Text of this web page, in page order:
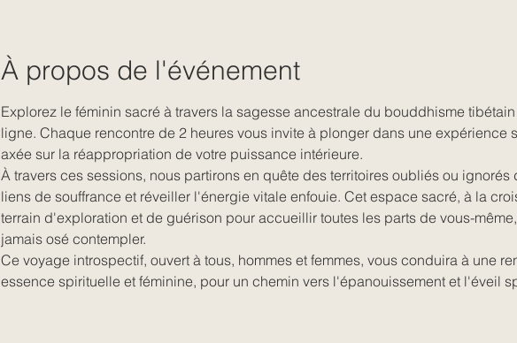
À propos de l'événement
Explorez le féminin sacré à travers la sagesse ancestrale du bouddhisme
ligne. Chaque rencontre de 2 heures vous invite à plonger dans une expérience
axée sur la réappropriation de votre puissance intérieure.
À travers ces sessions, nous partirons en quête des territoires oubliés ou
liens de souffrance et réveiller l'énergie vitale enfouie. Cet espace sacré, à la
terrain d'exploration et de guérison pour accueillir toutes les parts de vous-
jamais osé contempler.
Ce voyage introspectif, ouvert à tous, hommes et femmes, vous conduira à une
essence spirituelle et féminine, pour un chemin vers l'épanouissement et l'éveil